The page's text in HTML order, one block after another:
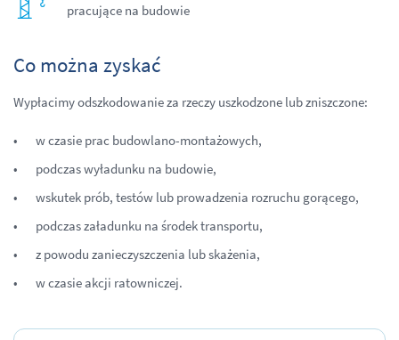
pracujące na budowie
Co można zyskać
Wypłacimy odszkodowanie za rzeczy uszkodzone lub zniszczone:
w czasie prac budowlano-montażowych,
podczas wyładunku na budowie,
wskutek prób, testów lub prowadzenia rozruchu gorącego,
podczas załadunku na środek transportu,
z powodu zanieczyszczenia lub skażenia,
w czasie akcji ratowniczej.